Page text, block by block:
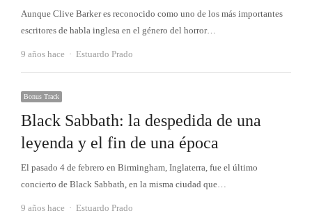
Aunque Clive Barker es reconocido como uno de los más importantes
escritores de habla inglesa en el género del horror…
9 años hace Autor
Estuardo Prado
Bonus Track
Black Sabbath: la despedida de una
leyenda y el fin de una época
El pasado 4 de febrero en Birmingham, Inglaterra, fue el último
concierto de Black Sabbath, en la misma ciudad que…
9 años hace Autor
Estuardo Prado